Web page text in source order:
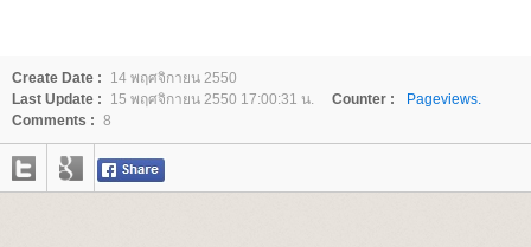
Create Date :
14 พฤศจิกายน 2550
Last Update :
15 พฤศจิกายน 2550 17:00:31 น. Counter :
Pageviews.
Comments : 8